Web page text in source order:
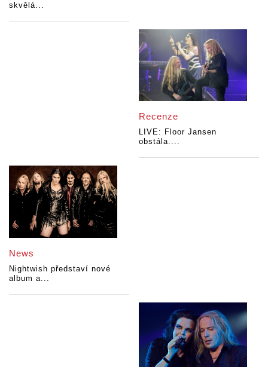
skvělá...
Recenze
LIVE: Floor Jansen
obstála....
News
Nightwish představí nové
album a...